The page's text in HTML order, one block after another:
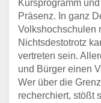
Kursprogramm
Präsenz. In ganz
Volkshochschulen
Nichtsdestotrotz
vertreten sein.
und Bürger einen
Wer über die
recherchiert, stößt